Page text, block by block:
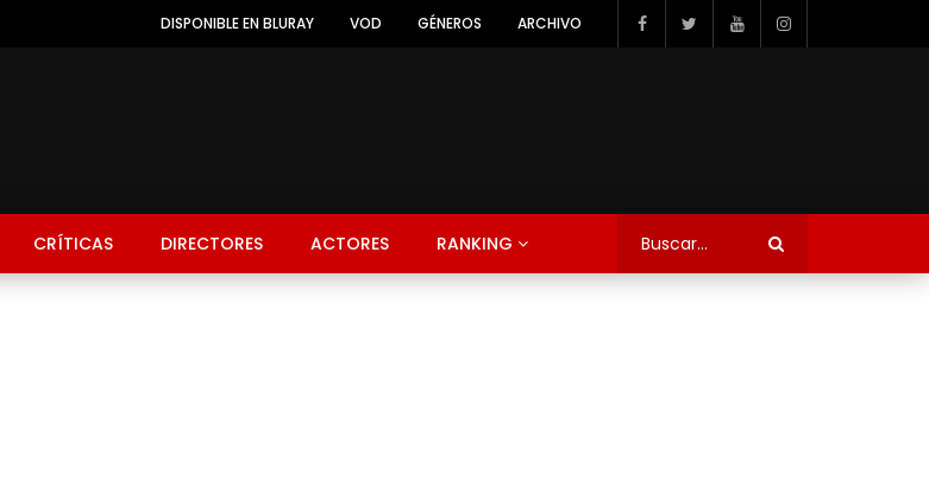
DISPONIBLE EN BLURAY VOD GÉNEROS ARCHIVO
CRÍTICAS DIRECTORES ACTORES RANKING